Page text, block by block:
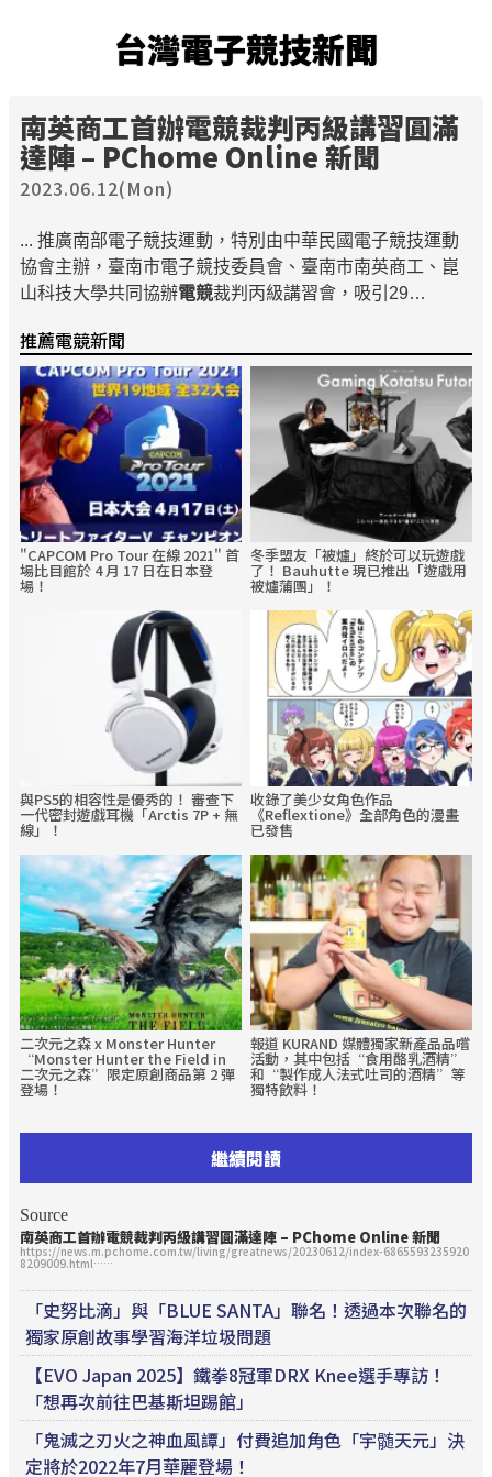
台灣電子競技新聞
南英商工首辦電競裁判丙級講習圓滿
達陣 – PChome Online 新聞
2023.06.12(Mon)
... 推廣南部電子競技運動，特別由中華民國電子競技運動
協會主辦，臺南市電子競技委員會、臺南市南英商工、崑
山科技大學共同協辦電競裁判丙級講習會，吸引29…
推薦電競新聞
"CAPCOM Pro Tour 在線 2021" 首
場比目館於 4 月 17 日在日本登
場！
冬季盟友「被爐」終於可以玩遊戲
了！ Bauhutte 現已推出「遊戲用
被爐蒲團」！
與PS5的相容性是優秀的！ 審查下
一代密封遊戲耳機「Arctis 7P + 無
線」！
收錄了美少女角色作品
《Reflextione》全部角色的漫畫
已發售
二次元之森 x Monster Hunter
“Monster Hunter the Field in
二次元之森”限定原創商品第 2 彈
登場！
報道 KURAND 媒體獨家新產品品嚐
活動，其中包括“食用酪乳酒精”
和“製作成人法式吐司的酒精”等
獨特飲料！
繼續閱讀
Source
南英商工首辦電競裁判丙級講習圓滿達陣 – PChome Online 新聞
https://news.m.pchome.com.tw/living/greatnews/20230612/index-6865593235920
8209009.html……
「史努比滴」與「BLUE SANTA」聯名！透過本次聯名的
獨家原創故事學習海洋垃圾問題
【EVO Japan 2025】鐵拳8冠軍DRX Knee選手專訪！
「想再次前往巴基斯坦踢館」
「鬼滅之刃火之神血風譚」付費追加角色「宇髄天元」決
定將於2022年7月華麗登場！